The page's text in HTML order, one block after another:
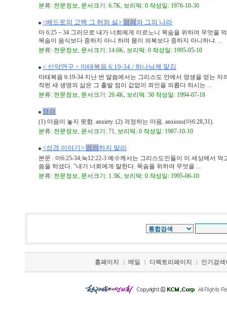
분류: 전문정보, 문서크기: 6.7K, 보리떡: 0 작성일: 1976-10-30
<베드로의 고백 그 허와 실> 염려와 그의 나라
마 6:25－34 그러므로 내가 너희에게 이르노니 목숨을 위하여 무엇을
목숨이 음식보다 중하지 아니 하며 몸이 의복보다 중하지 아니하냐. ...
분류: 전문정보, 문서크기: 14.6K, 보리떡: 0 작성일: 1995-05-10
< 신약연구 > 마태복음 6:19-34 / 하나님께 맡김
마태복음 6:19-34 지난 번 말씀에서는 그리스도 안에서 영생을 얻는
작된 새 생명의 삶은 그 출발 점이 값없이 죄인을 의롭다 하시는 ...
분류: 전문정보, 문서크기: 26.4K, 보리떡: 50 작성일: 1994-07-18
염려
(1) 마음이 놓지 못함. anxiety. (2) 걱정하는 마음. anxious(마6:28,31).
분류: 전문정보, 문서크기: 71, 보리떡: 0 작성일: 1987-10-10
<성경 이야기> 염려하지 말라
본문 : 마6:25-34;눅12:22-3 예수께서는 그리스도인들이 이 세상에서
씀을 하셨다. "내가 너희에게 말한다. 목숨을 위하여 무엇을 ...
분류: 전문정보, 문서크기: 1.3K, 보리떡: 0 작성일: 1995-06-10
홈페이지 | 메일 | 디렉토리페이지 | 인기검색